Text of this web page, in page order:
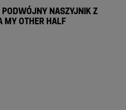
NASZYJNIK Z
MY OTHER HALF